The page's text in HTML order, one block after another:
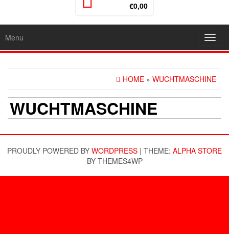
€0,00
Menu
HOME » WUCHTMASCHINE
WUCHTMASCHINE
PROUDLY POWERED BY WORDPRESS | THEME: ALPHA STORE
BY THEMES4WP